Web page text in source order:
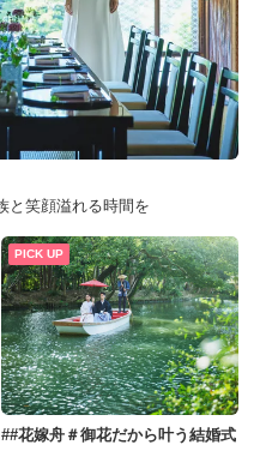
と笑顔溢れる時間を
#花嫁舟＃御花だから叶う結婚式
PICK UP